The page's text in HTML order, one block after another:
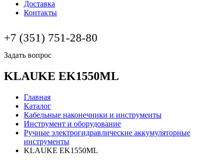
Доставка
Контакты
+7 (351) 751-28-80
Задать вопрос
KLAUKE EK1550ML
Главная
Каталог
Кабельные наконечники и инструменты
Инструмент и оборудование
Ручные электрогидравлические аккумуляторные
инструменты
KLAUKE EK1550ML